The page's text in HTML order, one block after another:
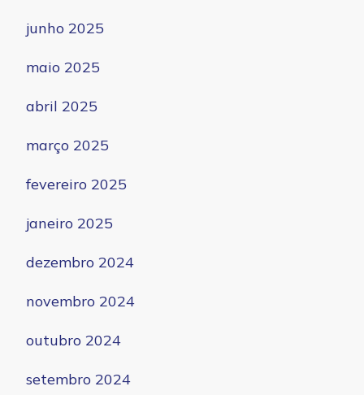
junho 2025
maio 2025
abril 2025
março 2025
fevereiro 2025
janeiro 2025
dezembro 2024
novembro 2024
outubro 2024
setembro 2024